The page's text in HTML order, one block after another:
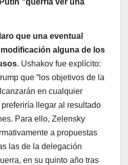
“querría ver una
que una eventual
alguna de los
. Ushakov fue explícito:
que “los objetivos de la
en cualquier
llegar al resultado
Para ello, Zelensky
a propuestas
las de la delegación
en su quinto año tras